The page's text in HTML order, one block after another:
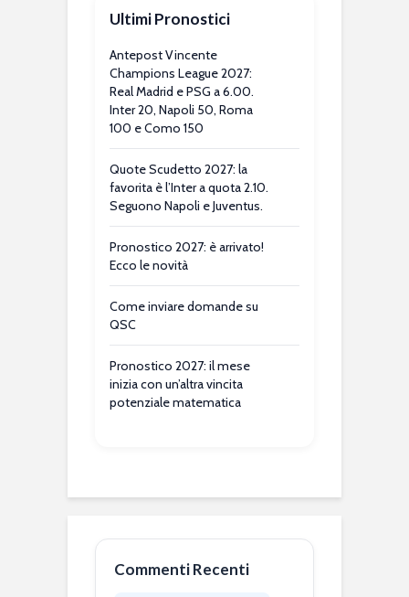
Ultimi Pronostici
Antepost Vincente
Champions League 2027:
Real Madrid e PSG a 6.00.
Inter 20, Napoli 50, Roma
100 e Como 150
Quote Scudetto 2027: la
favorita è l’Inter a quota 2.10.
Seguono Napoli e Juventus.
Pronostico 2027: è arrivato!
Ecco le novità
Come inviare domande su
QSC
Pronostico 2027: il mese
inizia con un’altra vincita
potenziale matematica
Commenti Recenti